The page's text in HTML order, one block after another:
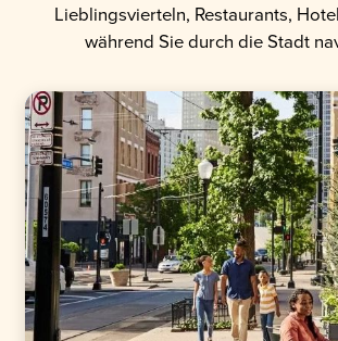
Lieblingsvierteln, Restaurants,
während Sie durch die Stadt